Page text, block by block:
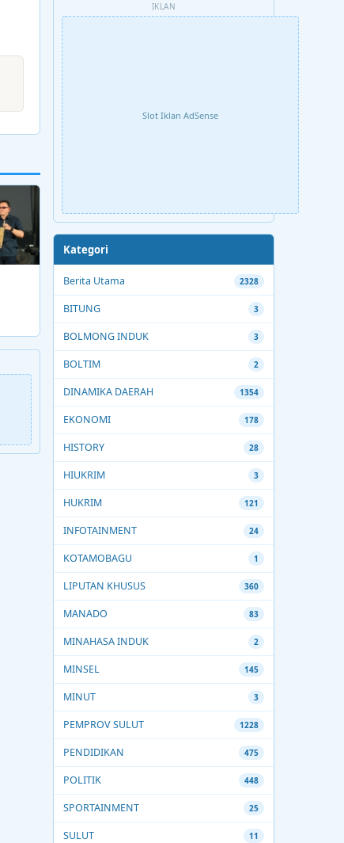
IKLAN
Slot Iklan AdSense
Kategori
Berita Utama 2328
BITUNG 3
BOLMONG INDUK 3
BOLTIM 2
DINAMIKA DAERAH 1354
EKONOMI 178
HISTORY 28
HIUKRIM 3
HUKRIM 121
INFOTAINMENT 24
KOTAMOBAGU 1
LIPUTAN KHUSUS 360
MANADO 83
MINAHASA INDUK 2
MINSEL 145
MINUT 3
PEMPROV SULUT 1228
PENDIDIKAN 475
POLITIK 448
SPORTAINMENT 25
SULUT 11